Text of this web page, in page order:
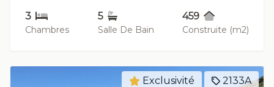
3
Chambres
5
Salle De Bain
459
Construite (m2)
Exclusivité 2133A